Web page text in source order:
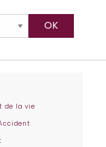
de la vie